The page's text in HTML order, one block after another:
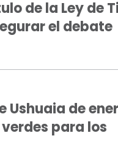
de la Ley de
el debate
Ushuaia de
para los